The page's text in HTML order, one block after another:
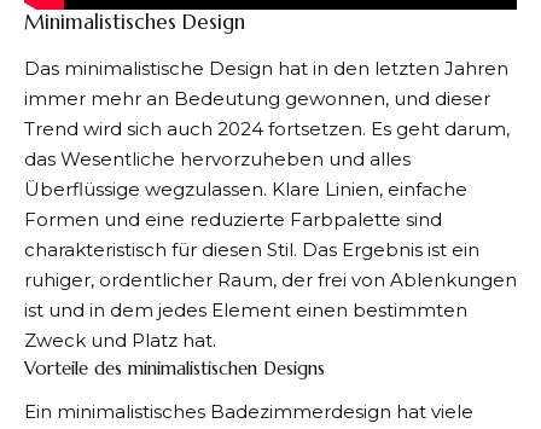
Minimalistisches Design
Das minimalistische Design hat in den letzten Jahren
immer mehr an Bedeutung gewonnen, und dieser
Trend wird sich auch 2024 fortsetzen. Es geht darum,
das Wesentliche hervorzuheben und alles
Überflüssige wegzulassen. Klare Linien, einfache
Formen und eine reduzierte Farbpalette sind
charakteristisch für diesen Stil. Das Ergebnis ist ein
ruhiger, ordentlicher Raum, der frei von Ablenkungen
ist und in dem jedes Element einen bestimmten
Zweck und Platz hat.
Vorteile des minimalistischen Designs
Ein minimalistisches Badezimmerdesign hat viele